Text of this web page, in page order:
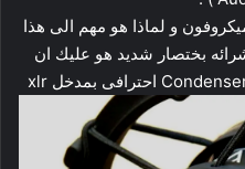
و لماذا هو مهم الى هذا
بختصار شديد هو عليك ان